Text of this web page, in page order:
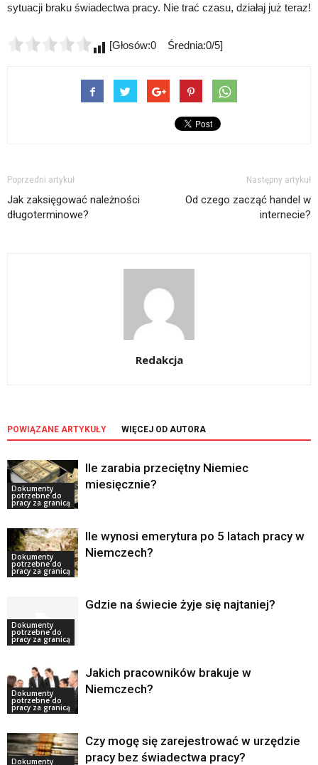
sytuacji braku świadectwa pracy. Nie trać czasu, działaj już teraz!
[Głosów:0 Średnia:0/5]
Poprzedni artykuł
Jak zaksięgować należności
długoterminowe?
Następny artykuł
Od czego zacząć handel w
internecie?
Redakcja
POWIĄZANE ARTYKUŁY WIĘCEJ OD AUTORA
Dokumenty
potrzebne do
pracy za granicą
Ile zarabia przeciętny Niemiec
miesięcznie?
Dokumenty
potrzebne do
pracy za granicą
Ile wynosi emerytura po 5 latach pracy w
Niemczech?
Dokumenty
potrzebne do
pracy za granicą
Gdzie na świecie żyje się najtaniej?
Dokumenty
potrzebne do
pracy za granicą
Jakich pracowników brakuje w
Niemczech?
Dokumenty
Czy mogę się zarejestrować w urzędzie
pracy bez świadectwa pracy?